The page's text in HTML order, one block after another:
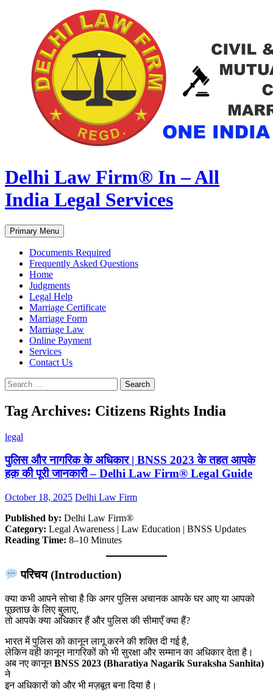
Delhi Law Firm® In – All
India Legal Services
Search
Primary Menu Skip
to
content
Documents Required
Frequently Asked Questions
Home
Judgments
Legal Help
Marriage Certificate
Marriage Form
Marriage Law
Online Payment
Services
Contact Us
Search
for:
Tag Archives: Citizens Rights India
legal
पुलिस और नागरिक के अधिकार | BNSS 2023 के तहत आपके
हक़ की पूरी जानकारी – Delhi Law Firm® Legal Guide
October 18, 2025 Delhi Law Firm
Published by: Delhi Law Firm®
Category: Legal Awareness | Law Education | BNSS Updates
Reading Time: 8–10 Minutes
परिचय (Introduction)
क्या कभी आपने सोचा है कि अगर पुलिस अचानक आपके घर आए या आपको
पूछताछ के लिए बुलाए,
तो आपके क्या अधिकार हैं और पुलिस की सीमाएँ क्या हैं?
भारत में पुलिस को कानून लागू करने की शक्ति दी गई है,
लेकिन वही कानून नागरिकों को भी सुरक्षा और सम्मान का अधिकार देता है।
अब नए कानूनBNSS 2023 (Bharatiya Nagarik Suraksha Sanhita)
ने
इन अधिकारों को और भी मज़बूत बना दिया है।